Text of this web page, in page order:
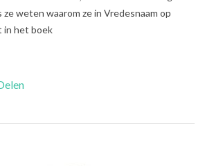
weten waarom ze in Vredesnaam op
in het boek